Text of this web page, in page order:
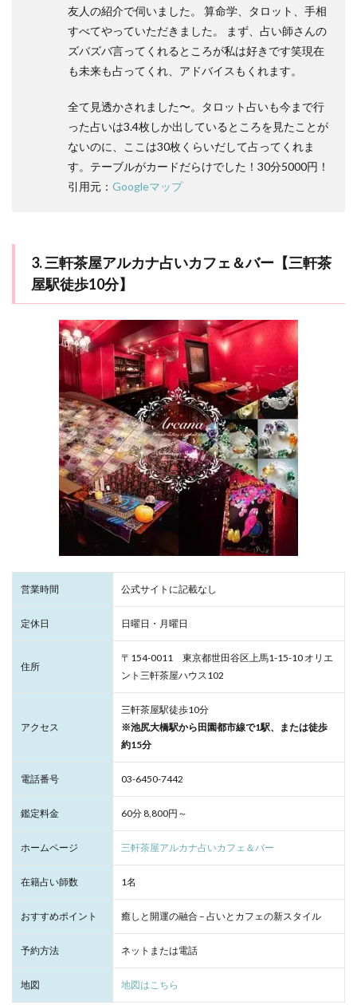
友人の紹介で伺いました。 算命学、タロット、手相
すべてやっていただきました。 まず、占い師さんの
ズバズバ言ってくれるところが私は好きです笑現在
も未来も占ってくれ、アドバイスもくれます。
全て見透かされました〜。タロット占いも今まで行
った占いは3.4枚しか出しているところを見たことが
ないのに、ここは30枚くらいだして占ってくれま
す。テーブルがカードだらけでした！30分5000円！
引用元： Googleマップ
3. 三軒茶屋アルカナ占いカフェ＆バー【三軒茶
屋駅徒歩10分】
営業時間 公式サイトに記載なし
定休日 日曜日・月曜日
住所
〒154-0011 東京都世田谷区上馬1-15-10 オリエ
ント三軒茶屋ハウス102
アクセス
三軒茶屋駅徒歩10分
※池尻大橋駅から田園都市線で1駅、または徒歩
約15分
電話番号 03-6450-7442
鑑定料金 60分 8,800円～
ホームページ 三軒茶屋アルカナ占いカフェ＆バー
在籍占い師数 1名
おすすめポイント 癒しと開運の融合 – 占いとカフェの新スタイル
予約方法 ネットまたは電話
地図 地図はこちら